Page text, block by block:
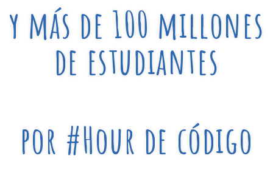
y más de 100 millones
de estudiantes
por #Hour de código